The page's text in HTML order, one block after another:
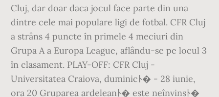
Cluj, dar doar daca jocul face parte din una
dintre cele mai populare ligi de fotbal. CFR Cluj
a strâns 4 puncte în primele 4 meciuri din
Grupa A a Europa League, aflându-se pe locul 3
în clasament. PLAY-OFF: CFR Cluj -
Universitatea Craiova, duminicﾄ� - 28 iunie,
ora 20 Gruparea ardeleanﾄ� este neînvinsﾄ�